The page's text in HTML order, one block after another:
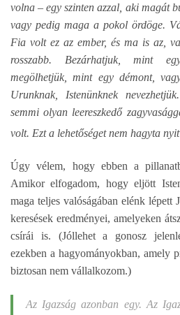
volna – egy szinten azzal, aki magát
vagy pedig maga a pokol ördöge.
Fia volt ez az ember, és ma is az,
rosszabb. Bezárhatjuk, mint
megölhetjük, mint egy démont,
Urunknak, Istenünknek
semmi olyan leereszkedő
volt. Ezt a lehetőséget nem hagyta
Úgy vélem, hogy ebben a
Amikor elfogadom, hogy eljött
maga teljes valóságában elénk lépett
keresések eredményei, amelyeken
csírái is. (Jóllehet a gonosz
ezekben a hagyományokban, amely
biztosan nem vállalkozom.)
Az Igazság azonban egy. Az